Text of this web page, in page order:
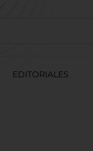
EDITORIALES